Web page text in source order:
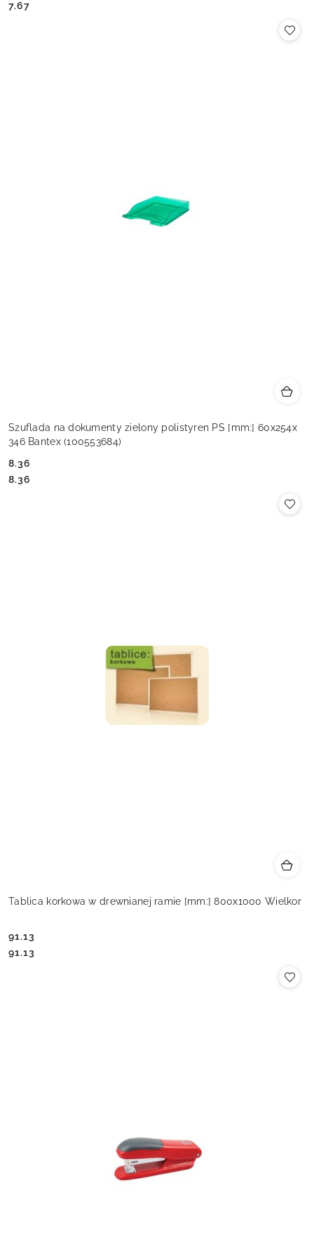
Cena:
Cena:
7.67
Szuflada na dokumenty zielony polistyren PS [mm:] 60x254x
346 Bantex (100553684)
Cena:
8.36
Cena:
8.36
Tablica korkowa w drewnianej ramie [mm:] 800x1000 Wielkor
Cena:
91.13
Cena:
91.13